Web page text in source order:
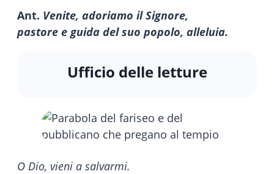
Ant. Venite, adoriamo il Signore,
pastore e guida del suo popolo, alleluia.
Ufficio delle letture
O Dio, vieni a salvarmi.